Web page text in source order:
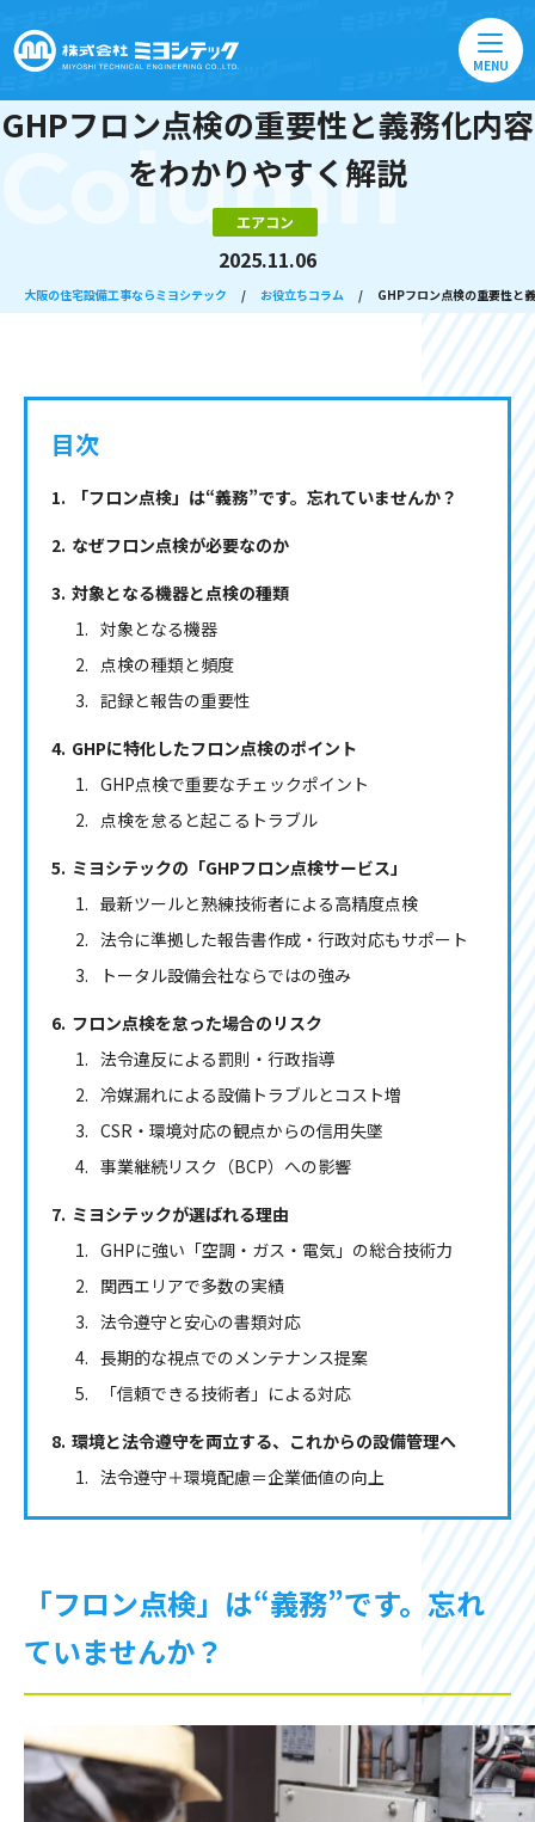
MENU
GHPフロン点検の重要性と義務化内容
をわかりやすく解説
エアコン
2025.11.06
Column
大阪の住宅設備工事ならミヨシテック / お役立ちコラム / GHPフロン点検の重要性と
目次
「フロン点検」は“義務”です。忘れていませんか？
なぜフロン点検が必要なのか
対象となる機器と点検の種類
対象となる機器
点検の種類と頻度
記録と報告の重要性
GHPに特化したフロン点検のポイント
GHP点検で重要なチェックポイント
点検を怠ると起こるトラブル
ミヨシテックの「GHPフロン点検サービス」
最新ツールと熟練技術者による高精度点検
法令に準拠した報告書作成・行政対応もサポート
トータル設備会社ならではの強み
フロン点検を怠った場合のリスク
法令違反による罰則・行政指導
冷媒漏れによる設備トラブルとコスト増
CSR・環境対応の観点からの信用失墜
事業継続リスク（BCP）への影響
ミヨシテックが選ばれる理由
GHPに強い「空調・ガス・電気」の総合技術力
関西エリアで多数の実績
法令遵守と安心の書類対応
長期的な視点でのメンテナンス提案
「信頼できる技術者」による対応
環境と法令遵守を両立する、これからの設備管理へ
法令遵守＋環境配慮＝企業価値の向上
「フロン点検」は“義務”です。忘れ
ていませんか？